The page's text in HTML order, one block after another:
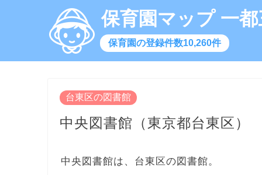
保育園マップ 一
保育園の登録件数10,260件
台東区の図書館
中央図書館（東京都台東区）
中央図書館は、台東区の図書館。